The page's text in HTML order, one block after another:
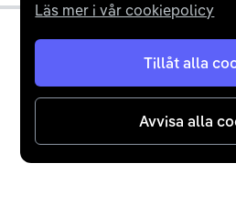
Läs mer i vår cookiepolicy
Tillåt alla
Avvisa alla